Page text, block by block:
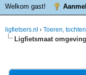
Welkom gast!
ligfietsers.nl › Toeren,
Ligfietsmaat